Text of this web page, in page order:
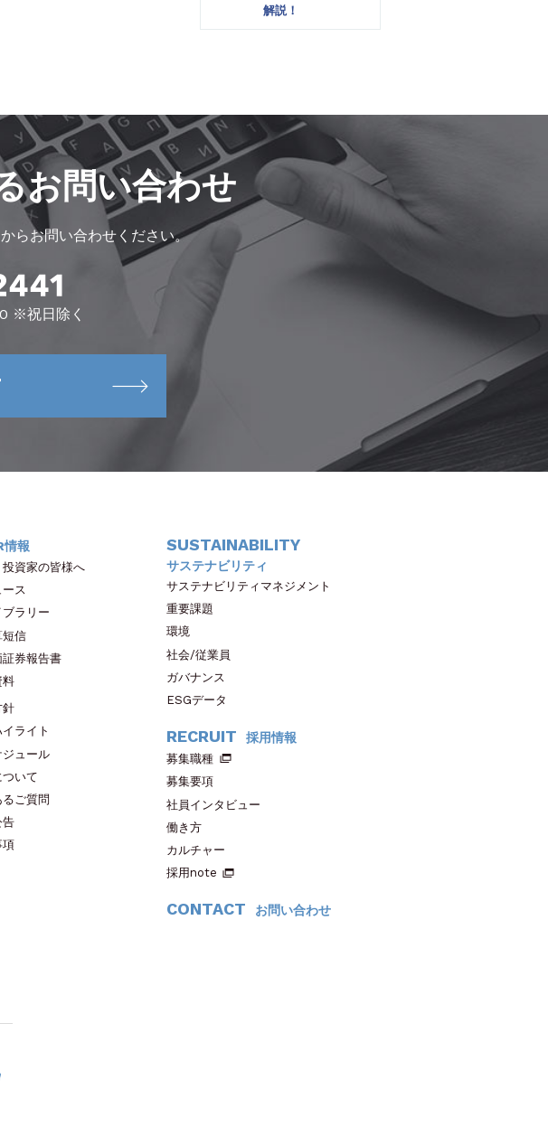
解説！
お問い合わせ
らお問い合わせください。
※祝日除く
情報
投資家の皆様へ
ース
ブラリー
短信
証券報告書
料
針
ライト
ジュール
いて
るご質問
告
項
SUSTAINABILITY
サステナビリティ
サステナビリティマネジメント
重要課題
環境
社会/従業員
ガバナンス
ESGデータ
RECRUIT 採用情報
募集職種
募集要項
社員インタビュー
働き方
カルチャー
採用note
CONTACT お問い合わせ